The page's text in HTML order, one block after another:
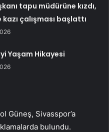
tapu müdürüne kızdı,
çalışması başlattı
Yaşam Hikayesi
Güneş, Sivasspor’a
bulundu.